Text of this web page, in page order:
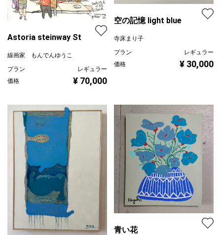
Astoria steinway St
線画家 もんでんゆうこ
プラン
レギュラー
価格
¥ 70,000
空の記憶 light blue
寺床まり子
プラン
レギュラー
価格
¥ 30,000
青い花